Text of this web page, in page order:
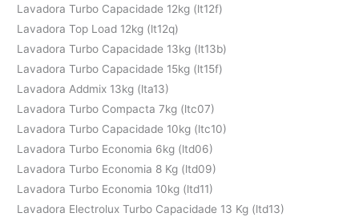
Lavadora Turbo Capacidade 12kg (lt12f)
Lavadora Top Load 12kg (lt12q)
Lavadora Turbo Capacidade 13kg (lt13b)
Lavadora Turbo Capacidade 15kg (lt15f)
Lavadora Addmix 13kg (lta13)
Lavadora Turbo Compacta 7kg (ltc07)
Lavadora Turbo Capacidade 10kg (ltc10)
Lavadora Turbo Economia 6kg (ltd06)
Lavadora Turbo Economia 8 Kg (ltd09)
Lavadora Turbo Economia 10kg (ltd11)
Lavadora Electrolux Turbo Capacidade 13 Kg (ltd13)